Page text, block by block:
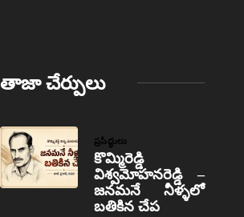
తాజా చేర్పులు
ప్రసిద్ధులు
కొమ్మిరెడ్డి
విశ్వమోహనరెడ్డి –
జనమనే నీళ్ళలో
బతికిన చేప